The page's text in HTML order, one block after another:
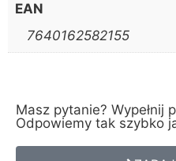
EAN
7640162582155
Masz pytanie? Wypełnij
Odpowiemy tak szybko